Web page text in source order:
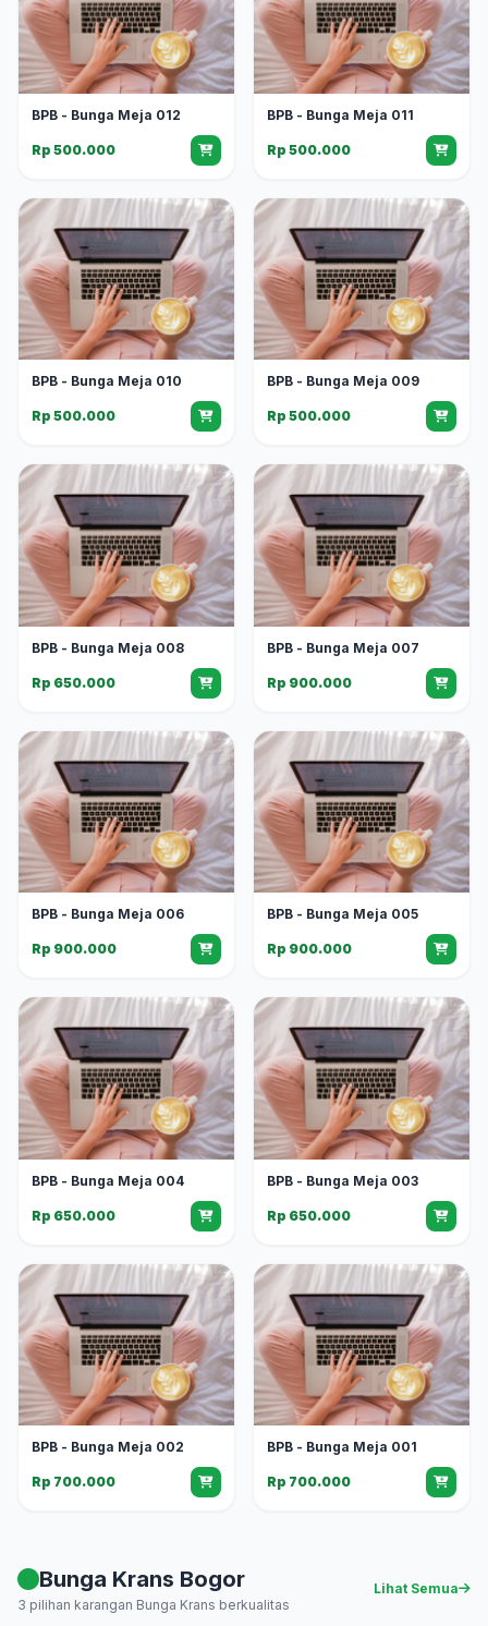
BPB - Bunga Meja 012
Rp 500.000
BPB - Bunga Meja 011
Rp 500.000
BPB - Bunga Meja 010
Rp 500.000
BPB - Bunga Meja 009
Rp 500.000
BPB - Bunga Meja 008
Rp 650.000
BPB - Bunga Meja 007
Rp 900.000
BPB - Bunga Meja 006
Rp 900.000
BPB - Bunga Meja 005
Rp 900.000
BPB - Bunga Meja 004
Rp 650.000
BPB - Bunga Meja 003
Rp 650.000
BPB - Bunga Meja 002
Rp 700.000
BPB - Bunga Meja 001
Rp 700.000
Bunga Krans Bogor
3 pilihan karangan Bunga Krans berkualitas
Lihat Semua